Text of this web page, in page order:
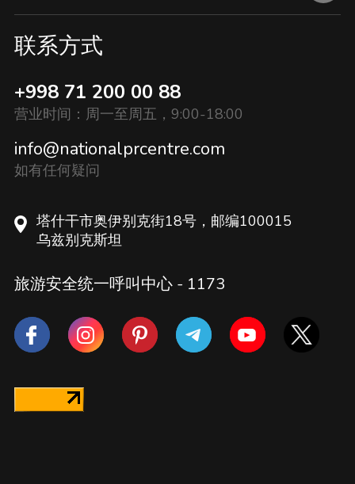
联系方式
+998 71 200 00 88
营业时间：周一至周五，9:00-18:00
info@nationalprcentre.com
如有任何疑问
塔什干市奥伊别克街18号，邮编100015
乌兹别克斯坦
旅游安全统一呼叫中心 - 1173